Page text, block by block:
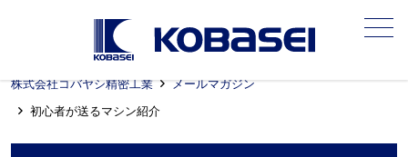
メニュー
株式会社コバヤシ精密工業
メールマガジン
初心者が送るマシン紹介